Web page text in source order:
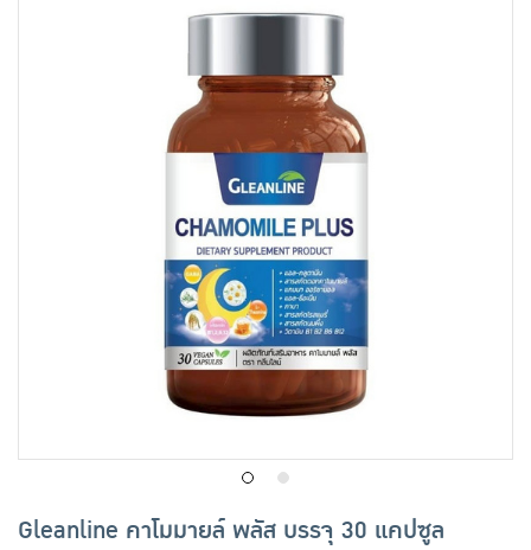
ขนมขบเคี้ยว และช็อคโกแลต
อาหารสด ผัก ผลไม้และเบเกอรี่
Gleanline คาโมมายล์ พลัส บรรจุ 30 แคปซูล